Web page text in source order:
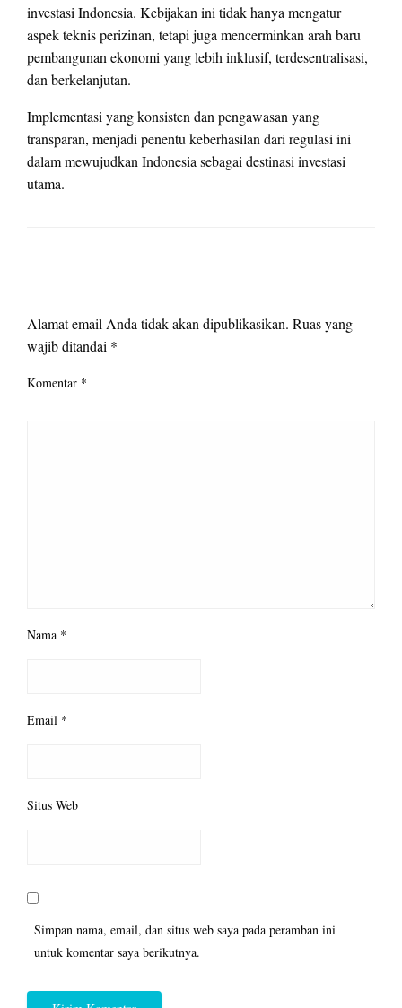
investasi Indonesia. Kebijakan ini tidak hanya mengatur
aspek teknis perizinan, tetapi juga mencerminkan arah baru
pembangunan ekonomi yang lebih inklusif, terdesentralisasi,
dan berkelanjutan.
Implementasi yang konsisten dan pengawasan yang
transparan, menjadi penentu keberhasilan dari regulasi ini
dalam mewujudkan Indonesia sebagai destinasi investasi
utama.
Alamat email Anda tidak akan dipublikasikan. Ruas yang
wajib ditandai *
Komentar *
Nama *
Email *
Situs Web
Simpan nama, email, dan situs web saya pada peramban ini
untuk komentar saya berikutnya.